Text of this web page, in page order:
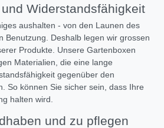
Widerstandsfähigkeit
aushalten - von den Launen des
Benutzung. Deshalb legen wir grossen
Produkte. Unsere Gartenboxen
Materialien, die eine lange
gegenüber den
So können Sie sicher sein, dass Ihre
halten wird.
und zu pflegen